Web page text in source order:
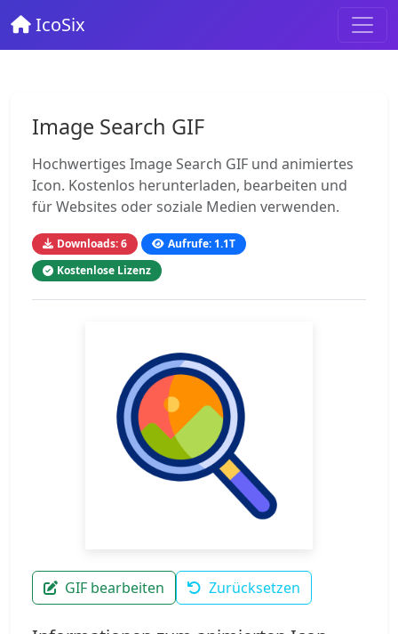
IcoSix
Image Search GIF
Hochwertiges Image Search GIF und animiertes
Icon. Kostenlos herunterladen, bearbeiten und
für Websites oder soziale Medien verwenden.
Downloads: 6
Aufrufe: 1.1T
Kostenlose Lizenz
GIF bearbeiten Zurücksetzen